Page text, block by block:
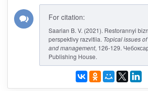
For citation:
Saarian B. V. (2021). Restorannyi
perspektivy razvitiia. Topical issues
and management, 126-129.
Publishing House.